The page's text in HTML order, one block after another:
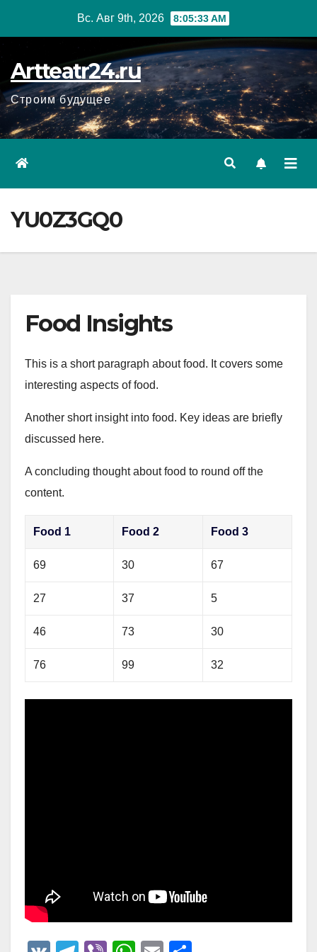
Вс. Авг 9th, 2026 8:05:35 AM
Artteatr24.ru
Строим будущее
YU0Z3GQ0
Food Insights
This is a short paragraph about food. It covers some
interesting aspects of food.
Another short insight into food. Key ideas are briefly
discussed here.
A concluding thought about food to round off the
content.
Food 1 Food 2 Food 3
69 30 67
27 37 5
46 73 30
76 99 32